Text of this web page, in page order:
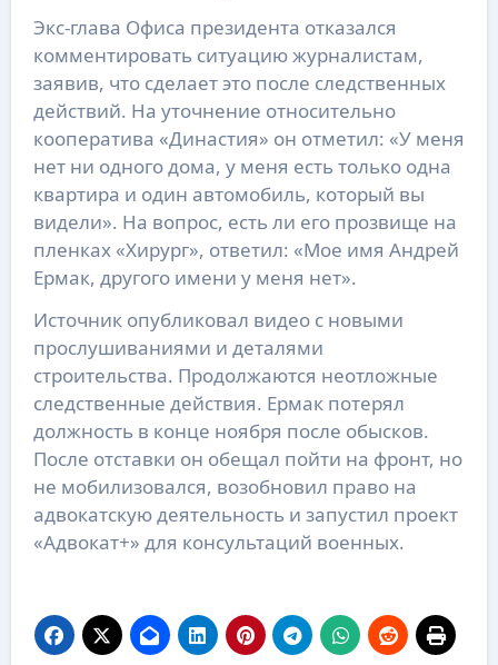
Экс-глава Офиса президента отказался
комментировать ситуацию журналистам,
заявив, что сделает это после следственных
действий. На уточнение относительно
кооператива «Династия» он отметил: «У меня
нет ни одного дома, у меня есть только одна
квартира и один автомобиль, который вы
видели». На вопрос, есть ли его прозвище на
пленках «Хирург», ответил: «Мое имя Андрей
Ермак, другого имени у меня нет».
Источник опубликовал видео с новыми
прослушиваниями и деталями
строительства. Продолжаются неотложные
следственные действия. Ермак потерял
должность в конце ноября после обысков.
После отставки он обещал пойти на фронт, но
не мобилизовался, возобновил право на
адвокатскую деятельность и запустил проект
«Адвокат+» для консультаций военных.